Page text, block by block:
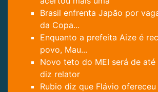
Brasil enfrenta Japão por
da Copa...
Enquanto a prefeita Aize é
povo, Mau...
Novo teto do MEI será de até
diz relator
Rubio diz que Flávio